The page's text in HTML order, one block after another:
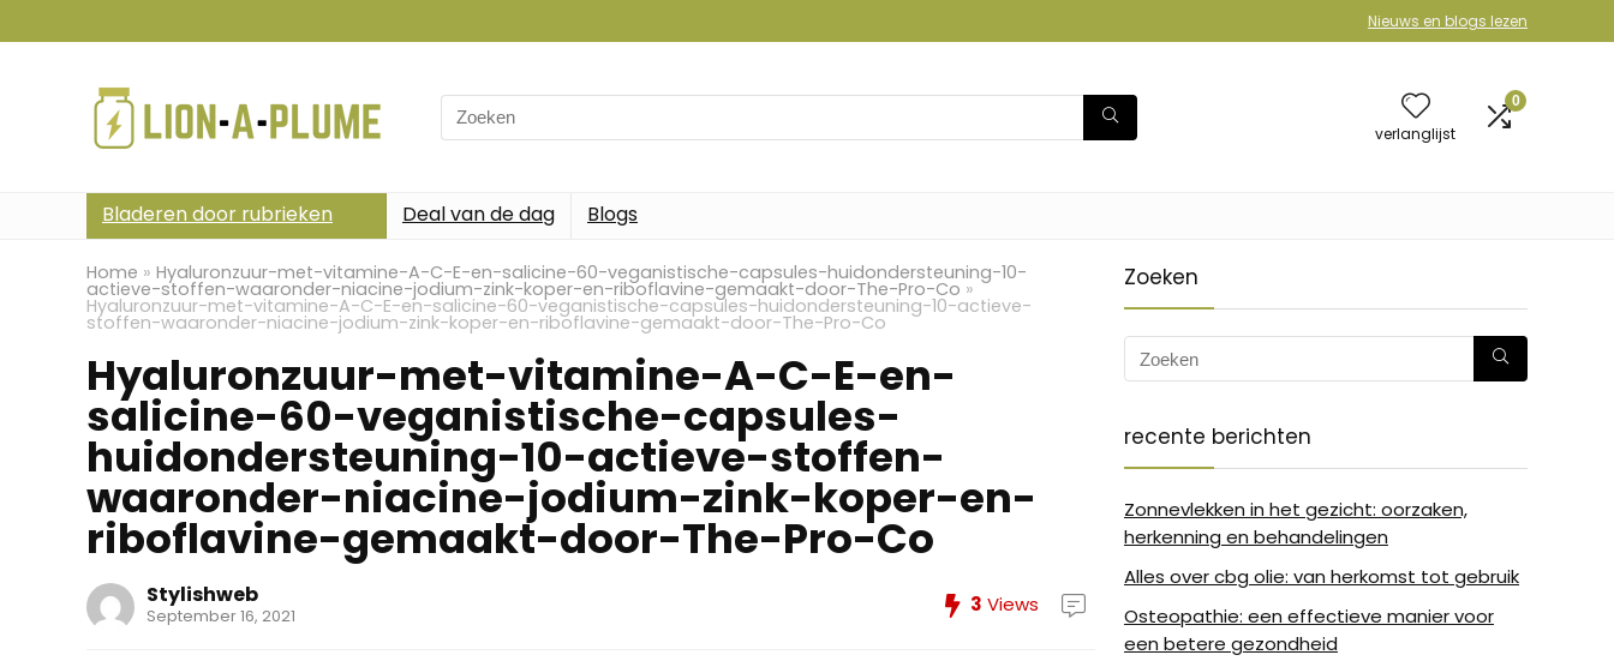
Nieuws en blogs lezen
Search
for:
verlanglijst
0
Bladeren door rubrieken Deal van de dag Blogs
Home » Hyaluronzuur-met-vitamine-A-C-E-en-salicine-60-veganistische-capsules-huidondersteuning-10-
actieve-stoffen-waaronder-niacine-jodium-zink-koper-en-riboflavine-gemaakt-door-The-Pro-Co »
Hyaluronzuur-met-vitamine-A-C-E-en-salicine-60-veganistische-capsules-huidondersteuning-10-actieve-
stoffen-waaronder-niacine-jodium-zink-koper-en-riboflavine-gemaakt-door-The-Pro-Co
Hyaluronzuur-met-vitamine-A-C-E-en-
salicine-60-veganistische-capsules-
huidondersteuning-10-actieve-stoffen-
waaronder-niacine-jodium-zink-koper-en-
riboflavine-gemaakt-door-The-Pro-Co
Stylishweb
September 16, 2021 3 Views
Zoeken
recente berichten
Zonnevlekken in het gezicht: oorzaken,
herkenning en behandelingen
Alles over cbg olie: van herkomst tot gebruik
Osteopathie: een effectieve manier voor
een betere gezondheid